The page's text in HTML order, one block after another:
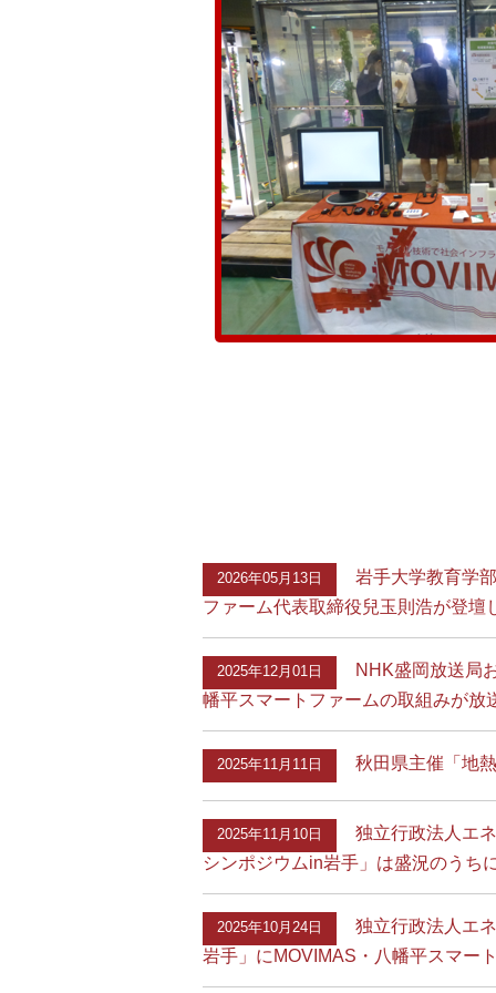
2026年05月13日
岩手大学教育学
ファーム代表取締役兒玉則浩が登壇
2025年12月01日
NHK盛岡放送局
幡平スマートファームの取組みが放
2025年11月11日 秋田県主催「地
2025年11月10日
独立行政法人エ
シンポジウムin岩手」は盛況のうち
2025年10月24日
独立行政法人エ
岩手」にMOVIMAS・八幡平スマー